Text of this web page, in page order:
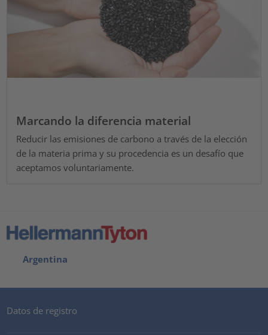
Marcando la diferencia material
Reducir las emisiones de carbono a través de la elección
de la materia prima y su procedencia es un desafío que
aceptamos voluntariamente.
Argentina
Datos de registro